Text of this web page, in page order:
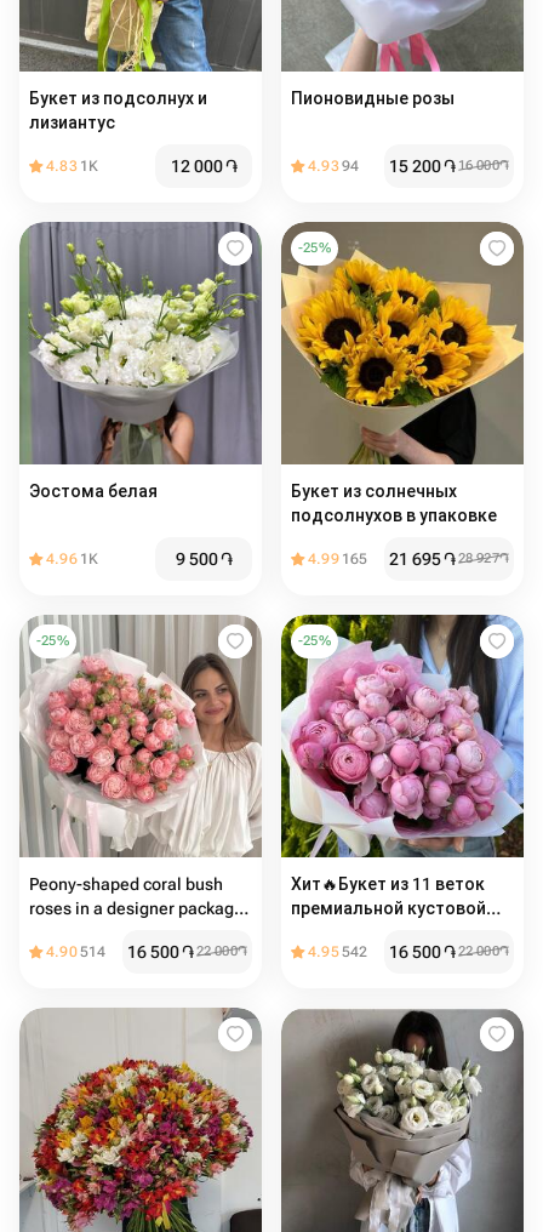
Букет из подсолнух и
лизиантус
4.83 1K 12 000֏
Пионовидные розы
4.9394 15 200֏16 000֏
Эостома белая
4.96 1K 9 500֏
-25%
Букет из солнечных
подсолнухов в упаковке
4.99 165 21 695֏28 927֏
-25%
Peony-shaped coral bush
roses in a designer package
4.90514 16 500֏22 000֏
-25%
Хит🔥Букет из 11 веток
премиальной кустовой
4.95542 16 500֏22 000֏